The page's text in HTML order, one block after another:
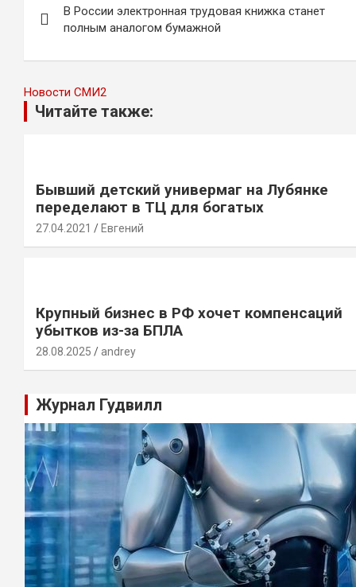
по
записям
В России электронная трудовая книжка станет
полным аналогом бумажной
Новости СМИ2
Читайте также:
Бывший детский универмаг на Лубянке
переделают в ТЦ для богатых
27.04.2021 Евгений
Крупный бизнес в РФ хочет компенсаций
убытков из-за БПЛА
28.08.2025 andrey
Журнал Гудвилл